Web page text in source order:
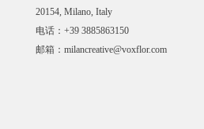
20154, Milano, Italy
电话：+39 3885863150
邮箱：milancreative@voxflor.com